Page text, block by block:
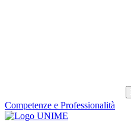
Competenze e Professionalità